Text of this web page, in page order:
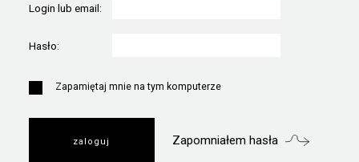
Login lub email:
Hasło:
Zapamiętaj mnie na tym komputerze
Zapomniałem hasła